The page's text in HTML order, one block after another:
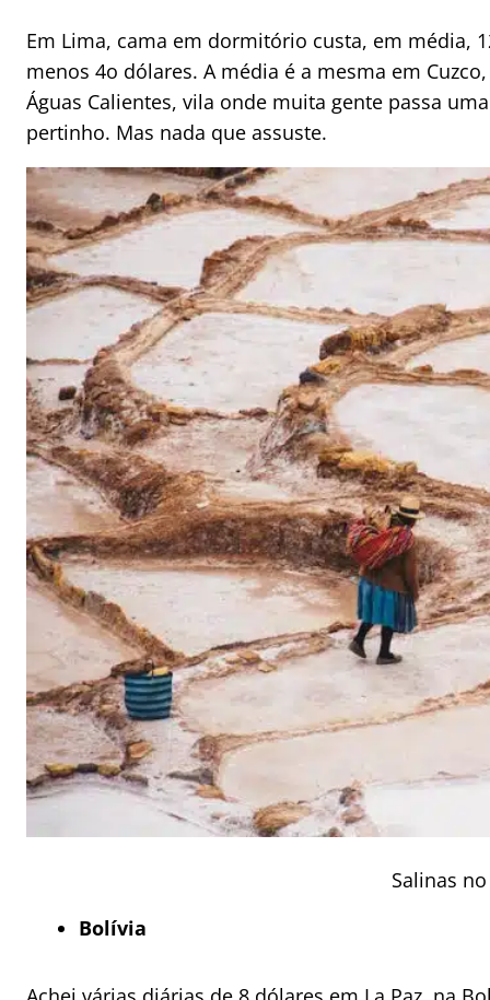
Em Lima, cama em dormitório custa, em média,
menos 4o dólares. A média é a mesma em
Águas Calientes, vila onde muita gente passa
pertinho. Mas nada que assuste.
Salinas
Bolívia